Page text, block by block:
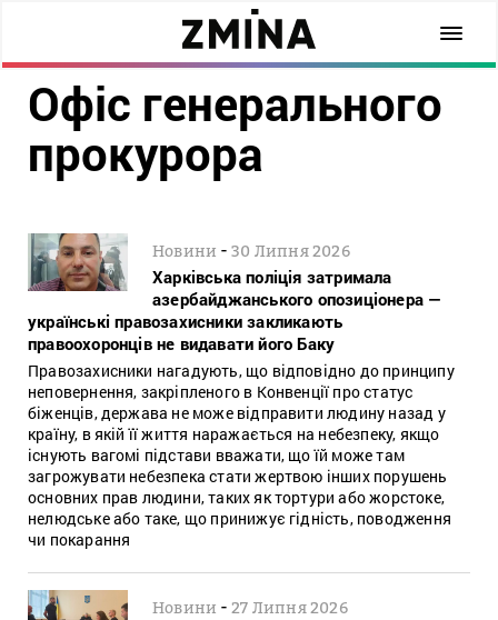
Офіс генерального
прокурора
Новини -30 Липня 2026
Харківська поліція затримала
азербайджанського опозиціонера —
українські правозахисники закликають
правоохоронців не видавати його Баку
Правозахисники нагадують, що відповідно до принципу
неповернення, закріпленого в Конвенції про статус
біженців, держава не може відправити людину назад у
країну, в якій її життя наражається на небезпеку, якщо
існують вагомі підстави вважати, що їй може там
загрожувати небезпека стати жертвою інших порушень
основних прав людини, таких як тортури або жорстоке,
нелюдське або таке, що принижує гідність, поводження
чи покарання
Новини -27 Липня 2026